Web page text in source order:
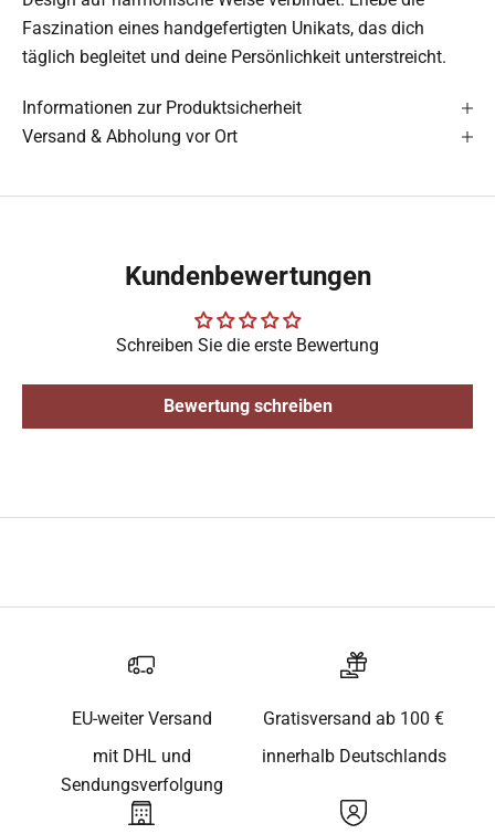
Faszination eines handgefertigten Unikats, das dich
täglich begleitet und deine Persönlichkeit unterstreicht.
Informationen zur Produktsicherheit
Versand & Abholung vor Ort
Kundenbewertungen
Schreiben Sie die erste Bewertung
Bewertung schreiben
EU-weiter Versand
mit DHL und
Sendungsverfolgung
Gratisversand ab 100 €
innerhalb Deutschlands